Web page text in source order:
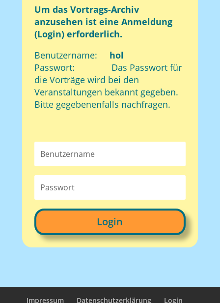
Um das Vortrags-Archiv
anzusehen ist eine Anmeldung
(Login) erforderlich.
Benutzername:
hol
Passwort: Das Passwort für
die Vorträge wird bei den
Veranstaltungen bekannt gegeben.
Bitte gegebenenfalls nachfragen.
Login
Impressum Datenschutzerklärung Login